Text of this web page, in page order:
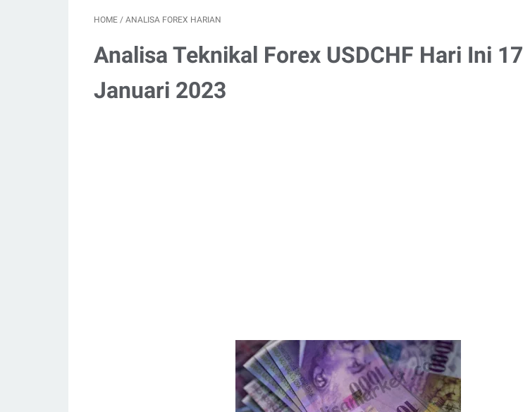
HOME / ANALISA FOREX HARIAN
Analisa Teknikal Forex USDCHF Hari Ini 17
Januari 2023